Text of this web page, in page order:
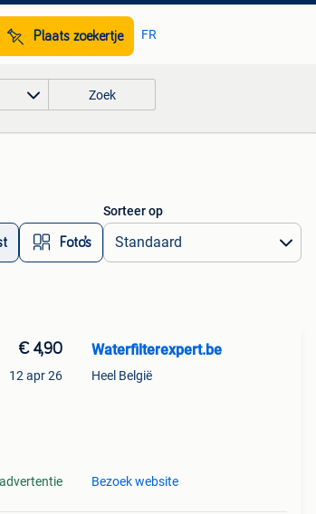
Plaats zoekertje FR
Zoek
Foto’s
Sorteer op
€ 4,90
12 apr 26
Waterfilterexpert.be
Heel België
Bezoek website